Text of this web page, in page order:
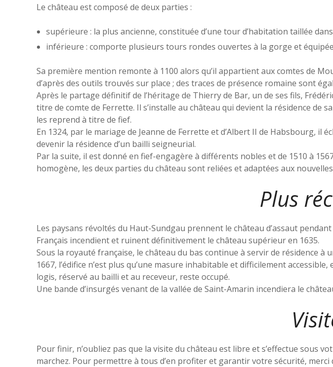
Le château est composé de deux parties :
supérieure : la plus ancienne, constituée d’une tour d’habitation taillée
inférieure : comporte plusieurs tours rondes ouvertes à la gorge et
Sa première mention remonte à 1100 alors qu’il appartient aux comtes de
d’après des outils trouvés sur place ; des traces de présence romaine sont
Après le partage définitif de l’héritage de Thierry de Bar, un de ses fils,
titre de comte de Ferrette. Il s’installe au château qui devient la résidence de
les reprend à titre de fief.
En 1324, par le mariage de Jeanne de Ferrette et d’Albert II de Habsbourg,
devenir la résidence d’un bailli seigneurial.
Par la suite, il est donné en fief-engagère à différents nobles et de 1510 à
homogène, les deux parties du château sont reliées et adaptées aux
Plus
Les paysans révoltés du Haut-Sundgau prennent le château d’assaut
Français incendient et ruinent définitivement le château supérieur en 1635.
Sous la royauté française, le château du bas continue à servir de résidence à
1667, l’édifice n’est plus qu’une masure inhabitable et difficilement
logis, réservé au bailli et au receveur, reste occupé.
Une bande d’insurgés venant de la vallée de Saint-Amarin incendiera le
Pour finir, n’oubliez pas que la visite du château est libre et s’effectue
marchez. Pour permettre à tous d’en profiter et garantir votre sécurité, merci